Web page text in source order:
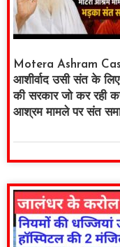
Motera Ashram
आशीर्वाद उसी संत के
की सरकार जो कर रही
आश्रम मामले पर संत